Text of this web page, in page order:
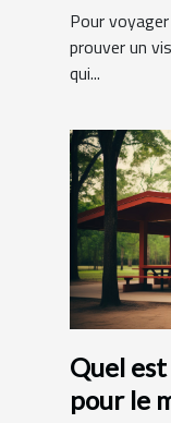
Pour
prouver un
qui...
Quel
pour le